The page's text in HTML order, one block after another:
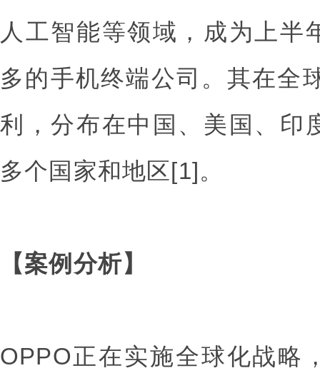
人工智能等领域，成为上半
多的手机终端公司。其在全
利，分布在中国、美国、印
多个国家和地区[1]。
【案例分析】
OPPO正在实施全球化战略